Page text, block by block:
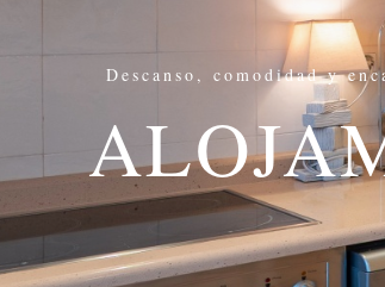
Descanso, comodidad y